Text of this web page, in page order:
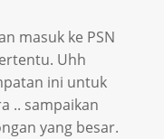
masuk ke PSN
Uhh
ini untuk
.. sampaikan
yang besar.